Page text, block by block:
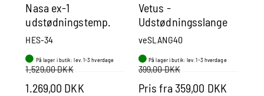
Nasa ex-1
udstødningstemp.
alarm til 1 motor.
HES-34
På lager i butik: lev. 1-3 hverdage
1.529,00 DKK
1.269,00 DKK
Vetus -
Udstødningsslange
Pris Pr Mtr
veSLANG40
På lager i butik: lev. 1-3 hverdage
399,00 DKK
Pris fra 359,00 DKK